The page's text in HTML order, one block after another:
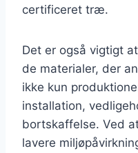
certificeret træ.
Det er også vigtigt
de materialer, der
ikke kun
installation,
bortskaffelse. Ved
lavere